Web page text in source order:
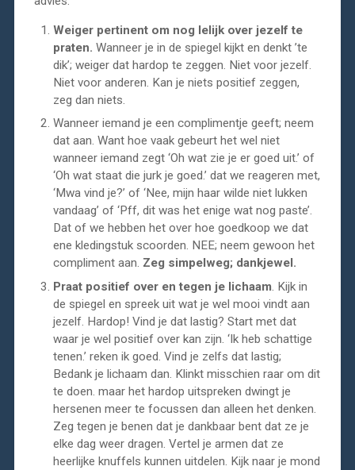
Weiger pertinent om nog lelijk over jezelf te
praten. Wanneer je in de spiegel kijkt en denkt ’te
dik’; weiger dat hardop te zeggen. Niet voor jezelf.
Niet voor anderen. Kan je niets positief zeggen,
zeg dan niets.
Wanneer iemand je een complimentje geeft; neem
dat aan. Want hoe vaak gebeurt het wel niet
wanneer iemand zegt ‘Oh wat zie je er goed uit.’ of
‘Oh wat staat die jurk je goed.’ dat we reageren met,
‘Mwa vind je?’ of ‘Nee, mijn haar wilde niet lukken
vandaag’ of ‘Pff, dit was het enige wat nog paste’.
Dat of we hebben het over hoe goedkoop we dat
ene kledingstuk scoorden. NEE; neem gewoon het
compliment aan. Zeg simpelweg; dankjewel.
Praat positief over en tegen je lichaam. Kijk in
de spiegel en spreek uit wat je wel mooi vindt aan
jezelf. Hardop! Vind je dat lastig? Start met dat
waar je wel positief over kan zijn. ‘Ik heb schattige
tenen.’ reken ik goed. Vind je zelfs dat lastig;
Bedank je lichaam dan. Klinkt misschien raar om dit
te doen. maar het hardop uitspreken dwingt je
hersenen meer te focussen dan alleen het denken.
Zeg tegen je benen dat je dankbaar bent dat ze je
elke dag weer dragen. Vertel je armen dat ze
heerlijke knuffels kunnen uitdelen. Kijk naar je mond